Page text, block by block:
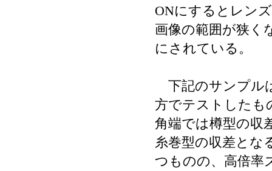
ONにするとレン
画像の範囲が狭く
にされている。
下記のサンプル
方でテストしたも
角端では樽型の収
糸巻型の収差とな
つものの、高倍率